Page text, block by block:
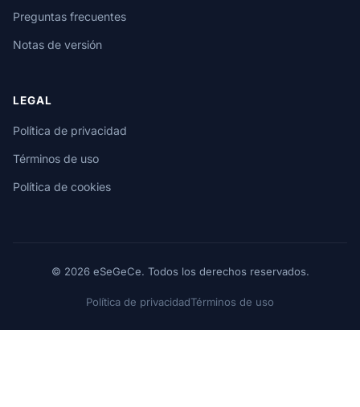
Preguntas frecuentes
Notas de versión
LEGAL
Política de privacidad
Términos de uso
Política de cookies
© 2026 eSeGeCe. Todos los derechos reservados.
Política de privacidadTérminos de uso